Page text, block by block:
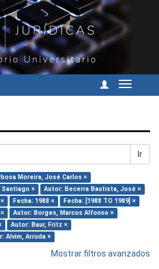
Cambiar
Ir
Moreira, José Carlos ×
×
Autor: Becerra Bautista, José ×
Fecha: 1988 ×
Fecha: [1988 TO 1989] ×
Autor: Borges, Marcos Alfonso ×
Autor: Baur, Fritz ×
Alvim, Arruda ×
Mostrar filtros avanzados